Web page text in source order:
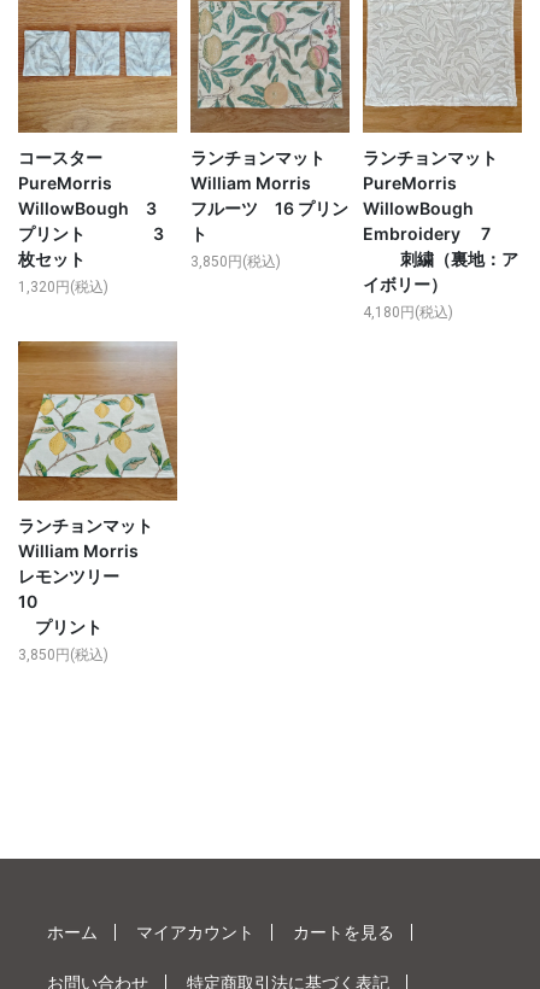
コースター
PureMorris
WillowBough 3
プリント 3
枚セット
1,320円(税込)
ランチョンマット
William Morris
フルーツ 16 プリン
ト
3,850円(税込)
ランチョンマット
PureMorris
WillowBough
Embroidery 7
刺繍（裏地：ア
イボリー）
4,180円(税込)
ランチョンマット
William Morris
レモンツリー
10
プリント
3,850円(税込)
ホーム マイアカウント カートを見る
お問い合わせ 特定商取引法に基づく表記